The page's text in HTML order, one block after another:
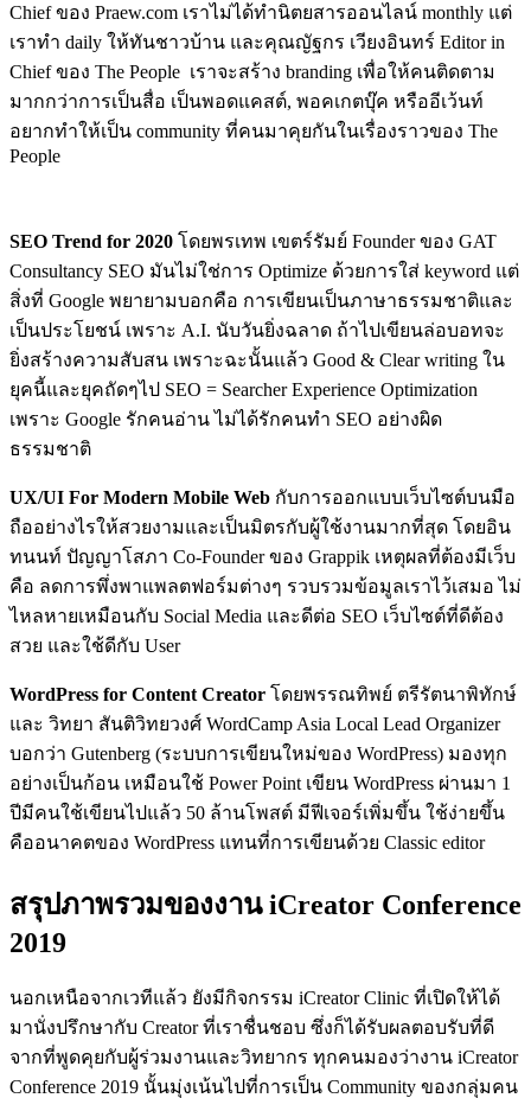
Chief ของ Praew.com เราไม่ได้ทำนิตยสารออนไลน์ monthly แต่
เราทำ daily ให้ทันชาวบ้าน และคุณญัฐกร เวียงอินทร์ Editor in
Chief ของ The People เราจะสร้าง branding เพื่อให้คนติดตาม
มากกว่าการเป็นสื่อ เป็นพอดแคสต์, พอคเกตบุ๊ค หรืออีเว้นท์
อยากทำให้เป็น community ที่คนมาคุยกันในเรื่องราวของ The
People
SEO Trend for 2020 โดยพรเทพ เขตร์รัมย์ Founder ของ GAT
Consultancy SEO มันไม่ใช่การ Optimize ด้วยการใส่ keyword แต่
สิ่งที่ Google พยายามบอกคือ การเขียนเป็นภาษาธรรมชาติและ
เป็นประโยชน์ เพราะ A.I. นับวันยิ่งฉลาด ถ้าไปเขียนล่อบอทจะ
ยิ่งสร้างความสับสน เพราะฉะนั้นแล้ว Good & Clear writing ใน
ยุคนี้และยุคถัดๆไป SEO = Searcher Experience Optimization
เพราะ Google รักคนอ่าน ไม่ได้รักคนทำ SEO อย่างผิด
ธรรมชาติ
UX/UI For Modern Mobile Web กับการออกแบบเว็บไซต์บนมือ
ถืออย่างไรให้สวยงามและเป็นมิตรกับผู้ใช้งานมากที่สุด โดยอิน
ทนนท์ ปัญญาโสภา Co-Founder ของ Grappik เหตุผลที่ต้องมีเว็บ
คือ ลดการพึ่งพาแพลตฟอร์มต่างๆ รวบรวมข้อมูลเราไว้เสมอ ไม่
ไหลหายเหมือนกับ Social Media และดีต่อ SEO เว็บไซต์ที่ดีต้อง
สวย และใช้ดีกับ User
WordPress for Content Creator โดยพรรณทิพย์ ตรีรัตนาพิทักษ์
และ วิทยา สันติวิทยวงศ์ WordCamp Asia Local Lead Organizer
บอกว่า Gutenberg (ระบบการเขียนใหม่ของ WordPress) มองทุก
อย่างเป็นก้อน เหมือนใช้ Power Point เขียน WordPress ผ่านมา 1
ปีมีคนใช้เขียนไปแล้ว 50 ล้านโพสต์ มีฟีเจอร์เพิ่มขึ้น ใช้ง่ายขึ้น
คืออนาคตของ WordPress แทนที่การเขียนด้วย Classic editor
สรุปภาพรวมของงาน iCreator Conference
2019
นอกเหนือจากเวทีแล้ว ยังมีกิจกรรม iCreator Clinic ที่เปิดให้ได้
มานั่งปรึกษากับ Creator ที่เราชื่นชอบ ซึ่งก็ได้รับผลตอบรับที่ดี
จากที่พูดคุยกับผู้ร่วมงานและวิทยากร ทุกคนมองว่างาน iCreator
Conference 2019 นั้นมุ่งเน้นไปที่การเป็น Community ของกลุ่มคน